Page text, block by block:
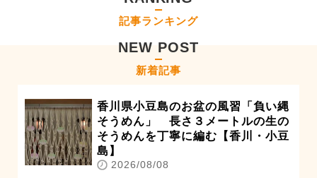
記事ランキング
NEW POST
新着記事
香川県小豆島のお盆の風習「負い縄
そうめん」 長さ３メートルの生の
そうめんを丁寧に編む【香川・小豆
島】
2026/08/08